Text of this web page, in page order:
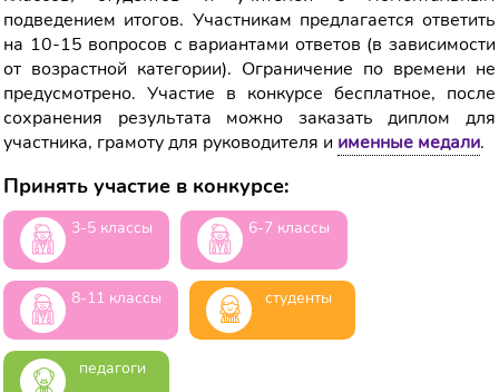
подведением итогов. Участникам предлагается ответить
на 10-15 вопросов с вариантами ответов (в зависимости
от возрастной категории). Ограничение по времени не
предусмотрено. Участие в конкурсе бесплатное, после
сохранения результата можно заказать диплом для
участника, грамоту для руководителя и именные медали.
Принять участие в конкурсе:
3-5 классы 6-7 классы
8-11 классы студенты
педагоги